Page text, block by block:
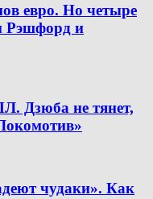
евро. Но четыре
Рэшфорд и
Дзюба не тянет,
чудаки». Как